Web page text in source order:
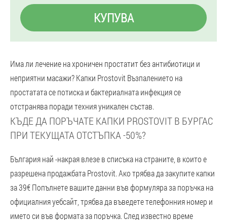
КУПУВА
Има ли лечение на хроничен простатит без антибиотици и
неприятни масажи? Капки Prostovit Възпалението на
простатата се потиска и бактериалната инфекция се
отстранява поради техния уникален състав.
КЪДЕ ДА ПОРЪЧАТЕ КАПКИ PROSTOVIT В БУРГАС
ПРИ ТЕКУЩАТА ОТСТЪПКА -50%?
България най -накрая влезе в списъка на страните, в които е
разрешена продажбата Prostovit. Ако трябва да закупите капки
за 39€ Попълнете вашите данни във формуляра за поръчка на
официалния уебсайт, трябва да въведете телефонния номер и
името си във формата за поръчка. След известно време